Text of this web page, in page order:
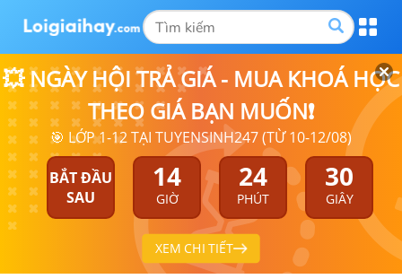
💥 NGÀY HỘI TRẢ GIÁ - MUA KHOÁ HỌC
THEO GIÁ BẠN MUỐN❗
🎯 LỚP 1-12 TẠI TUYENSINH247 (TỪ 10-12/08)
BẮT ĐẦU
SAU
14
GIỜ
24
PHÚT
30
GIÂY
XEM CHI TIẾT